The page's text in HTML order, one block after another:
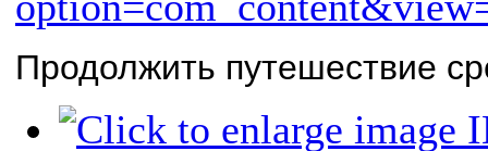
Продолжить путешествие